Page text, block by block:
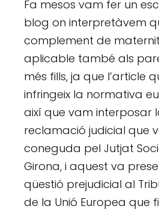
Fa mesos vam fer un
blog on interpretàvem
complement de
aplicable també als
més fills, ja que l’article
infringeix la normativa
així que vam interposar
reclamació judicial que
coneguda pel Jutjat
Girona, i aquest va
qüestió prejudicial al
de la Unió Europea que